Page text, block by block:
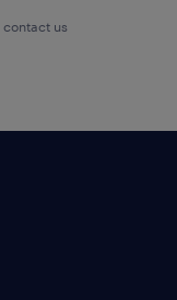
contact us